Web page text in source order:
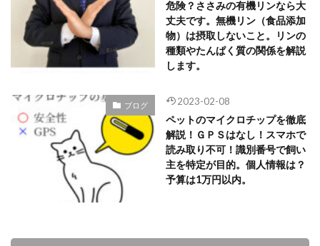
危険？ささみの有機リンなら大
丈夫です。無機リン（食品添加
物）は摂取しないこと。リンの
種類やたんぱく質の関係を解説
します。
ブログ 2023-02-08
ペットのマイクロチップを徹底
解説！ＧＰＳはなし！スマホで
読み取り不可！識別番号で飼い
主を特定が目的。個人情報は？
予算は1万円以内。